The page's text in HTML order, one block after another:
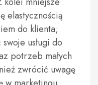
elastycznością
do klienta;
usługi do
potrzeb małych
zwrócić uwagę